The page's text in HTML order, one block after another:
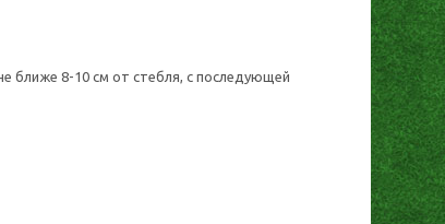
ближе 8-10 см от стебля, с последующей